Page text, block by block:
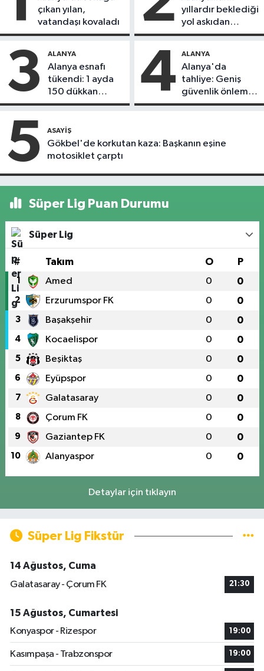
çıkan yılan,
vatandaşı kovaladı
yıllardır beklediği
yol askıdan
döndü
3 ALANYA
Alanya esnafı
tükendi: 1 ayda
150 dükkan
kapandı
4 ALANYA
Alanya'da
tahliye: Geniş
güvenlik önlemi
alındı
5 ASAYIŞ
Gökbel'de korkutan kaza: Başkanın eşine
motosiklet çarptı
Süper Lig Puan Durumu
Süper Lig
# Takım O P
1 Amed 0 0
2 Erzurumspor FK 0 0
3 Başakşehir 0 0
4 Kocaelispor 0 0
5 Beşiktaş 0 0
6 Eyüpspor 0 0
7 Galatasaray 0 0
8 Çorum FK 0 0
9 Gaziantep FK 0 0
10 Alanyaspor 0 0
Detaylar için tıklayın
Süper Lig Fikstür
14 Ağustos, Cuma
Galatasaray - Çorum FK
21:30
15 Ağustos, Cumartesi
Konyaspor - Rizespor
19:00
Kasımpaşa - Trabzonspor 19:00